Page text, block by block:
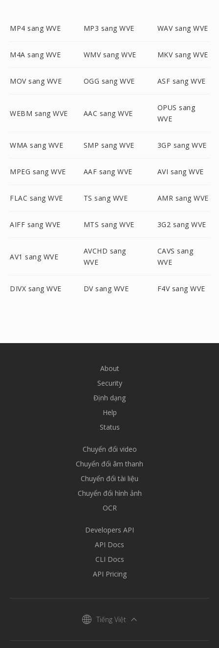
MP4 sang WVE MP3 sang WVE WAV sang WVE
M4A sang WVE WMV sang WVE MKV sang WVE
MOV sang WVE OGG sang WVE ASF sang WVE
WEBM sang WVE AAC sang WVE
OPUS sang
WVE
WMA sang WVE SMP sang WVE 3GP sang WVE
MPEG sang WVE AAF sang WVE AVI sang WVE
FLAC sang WVE TS sang WVE AMR sang WVE
AIFF sang WVE MTS sang WVE 3G2 sang WVE
AV1 sang WVE
AVCHD sang
WVE
CAVS sang
WVE
DIVX sang WVE DV sang WVE F4V sang WVE
About
Security
Định dạng
Help
Status
Chuyển đổi video
Chuyển đổi âm thanh
Chuyển đổi tài liệu
Chuyển đổi hình ảnh
OCR
Developers API
API Docs
CLI Docs
API Pricing
Tiếng Việt